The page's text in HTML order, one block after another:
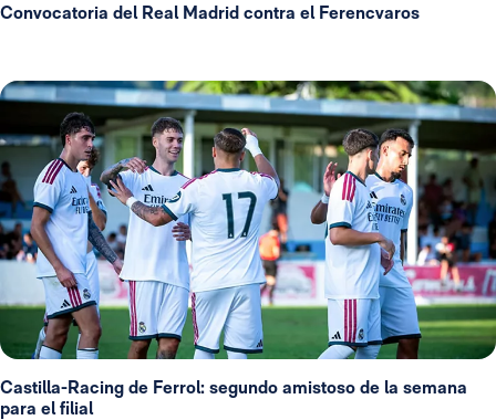
Convocatoria del Real Madrid contra el Ferencvaros
Castilla-Racing de Ferrol: segundo amistoso de la semana
para el filial